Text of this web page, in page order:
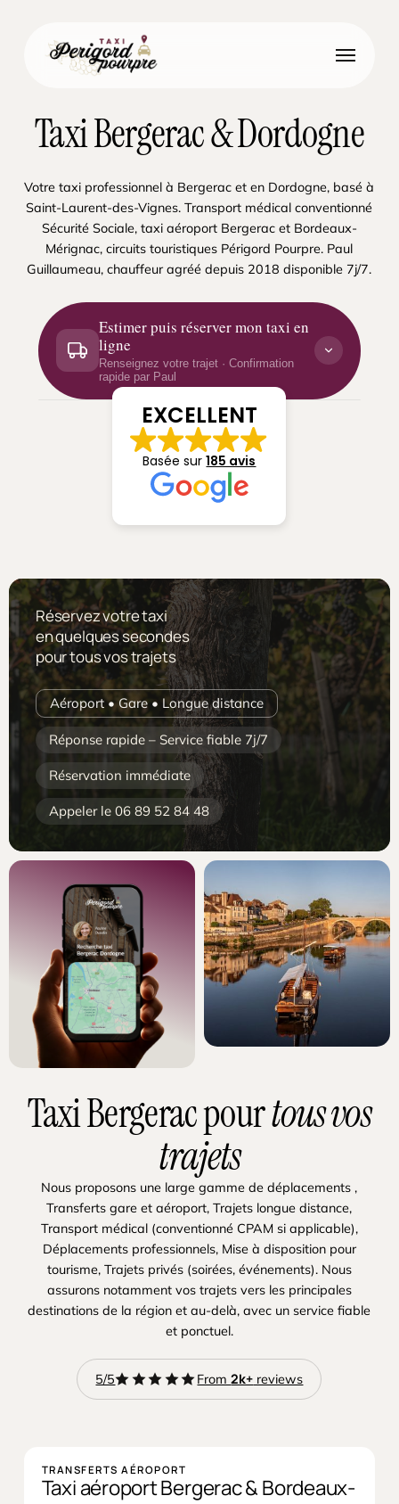
Menu
Taxi Bergerac & Dordogne
Votre taxi professionnel à Bergerac et en Dordogne, basé à
Saint-Laurent-des-Vignes. Transport médical conventionné
Sécurité Sociale, taxi aéroport Bergerac et Bordeaux-
Mérignac, circuits touristiques Périgord Pourpre. Paul
Guillaumeau, chauffeur agréé depuis 2018 disponible 7j/7.
Estimer puis réserver mon taxi en
ligne
Renseignez votre trajet · Confirmation
rapide par Paul
Taxi Périgord Pourpre· Paul Guillaumeau ·
Bergerac, Dordogne (24)
06 89 52 84 48
EXCELLENT
Basée sur185 avis
Réservez votre taxi
en quelques secondes
pour tous vos trajets
Aéroport • Gare • Longue distance
Réponse rapide – Service fiable 7j/7
Réservation immédiate
Appeler le 06 89 52 84 48
Taxi Bergerac pourtous vos
trajets
Nous proposons une large gamme de déplacements ,
Transferts gare et aéroport, Trajets longue distance,
Transport médical (conventionné CPAM si applicable),
Déplacements professionnels, Mise à disposition pour
tourisme, Trajets privés (soirées, événements). Nous
assurons notamment vos trajets vers les principales
destinations de la région et au-delà, avec un service fiable
et ponctuel.
reviews
5/5 From2k+ reviews
TRANSFERTS AÉROPORT
Taxi aéroport Bergerac & Bordeaux-